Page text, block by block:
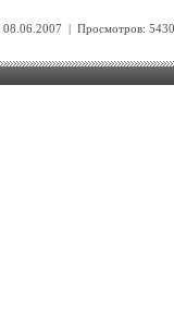
08.06.2007 | Просмотров: